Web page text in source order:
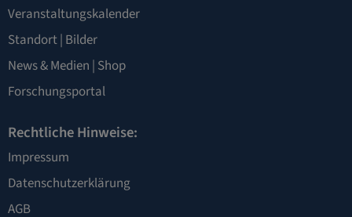
Veranstaltungskalender
Standort| Bilder
News & Medien | Shop
Forschungsportal
Rechtliche Hinweise:
Impressum
Datenschutzerklärung
AGB